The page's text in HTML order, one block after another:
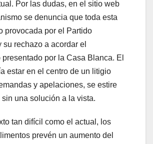
Por las dudas, en el sitio web
se denuncia que toda esta
provocada por el Partido
su rechazo a acordar el
presentado por la Casa Blanca. El
estar en el centro de un litigio
y apelaciones, se estire
una solución a la vista.
tan difícil como el actual, los
prevén un aumento del